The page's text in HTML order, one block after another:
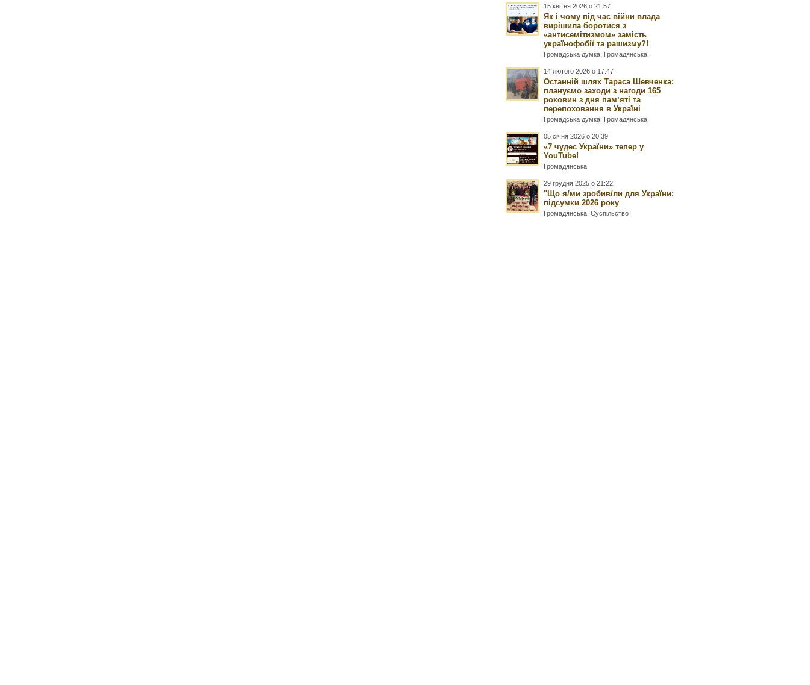
15 квітня 2026 о 21:57
Як і чому під час війни влада
вирішила боротися з
«антисемітизмом» замість
українофобії та рашизму?!
Громадська думка Громадянська
14 лютого 2026 о 17:47
Останній шлях Тараса Шевченка:
плануємо заходи з нагоди 165
роковин з дня памʼяті та
перепоховання в Україні
Громадська думка Громадянська
05 січня 2026 о 20:39
«7 чудес України» тепер у
YouTube!
Громадянська
29 грудня 2025 о 21:22
"Що я/ми зробив/ли для України:
підсумки 2026 року
Громадянська ,Суспільство